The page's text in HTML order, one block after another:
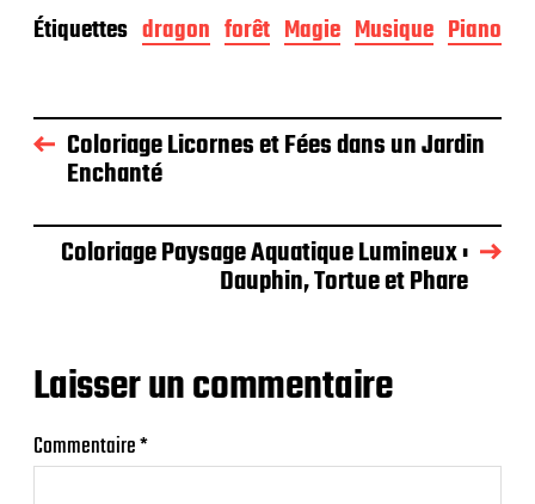
Étiquettes dragon forêt Magie Musique Piano
Coloriage Licornes et Fées dans un Jardin
Enchanté
Coloriage Paysage Aquatique Lumineux :
Dauphin, Tortue et Phare
Laisser un commentaire
Commentaire*